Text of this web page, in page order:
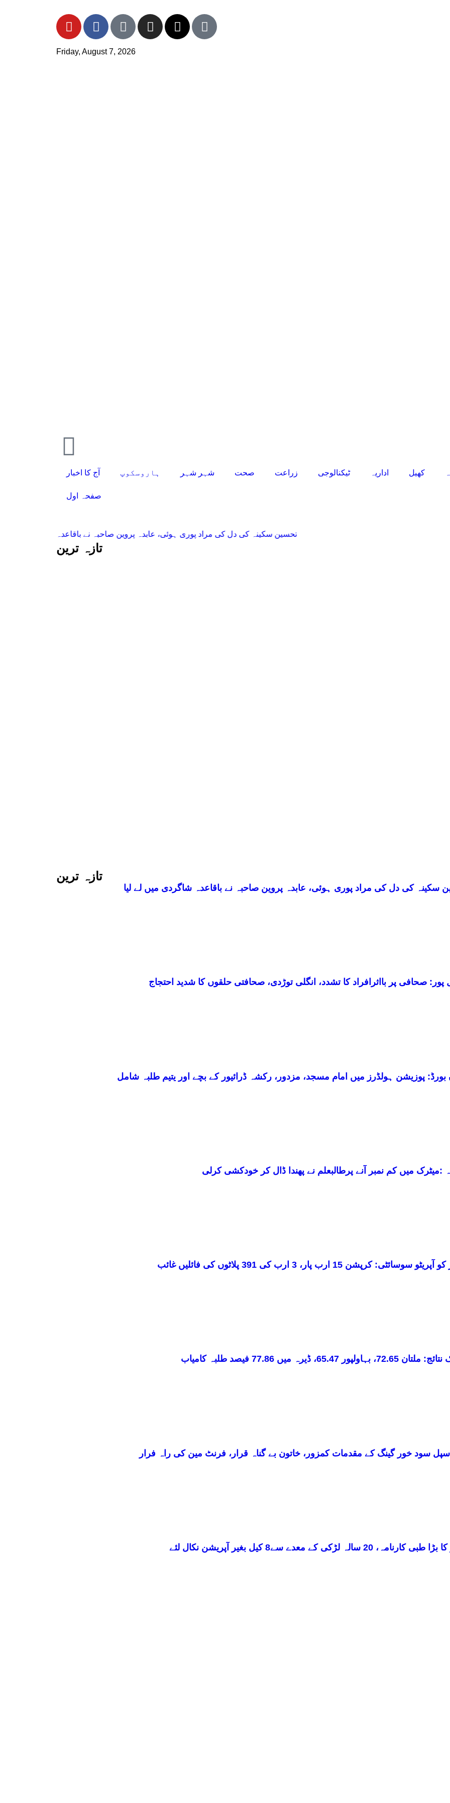
Friday, August 7, 2026
آج کا اخبار ہاروسکوپ شہر شہر صحت زراعت ٹیکنالوجی اداریہ کھیل
صفحہ اول
تحسین سکینہ کی دل کی مراد پوری ہوئی، عابدہ پروین صاحبہ نے باقاعدہ شاگردی میں لے لیا
تازہ ترین
تازہ ترین
سکینہ کی دل کی مراد پوری ہوئی، عابدہ پروین صاحبہ نے باقاعدہ شاگردی میں لے لیا
پور: صحافی پر بااثرافراد کا تشدد، انگلی توڑدی، صحافتی حلقوں کا شدید احتجاج
بورڈ: پوزیشن ہولڈرز میں امام مسجد، مزدور، رکشہ ڈرائیور کے بچے اور یتیم طلبہ شامل
:میٹرک میں کم نمبر آنے پرطالبعلم نے پھندا ڈال کر خودکشی کرلی
سوسائٹی: کرپشن 15 ارب پار، 3 ارب کی 391 پلاٹوں کی فائلیں غائب
بہاولپور 65.47، ڈیرہ میں 77.86 فیصد طلبہ کامیاب
سپل سود خور گینگ کے مقدمات کمزور، خاتون بے گناہ قرار، فرنٹ مین کی راہ فرار
20 سالہ لڑکی کے معدے سے8 کیل بغیر آپریشن نکال لئے